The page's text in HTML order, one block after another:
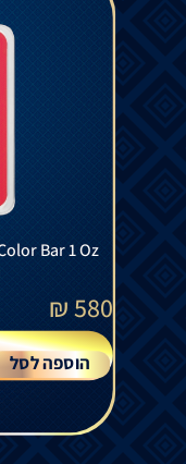
Bar 1 Oz
580
₪
הוספה לסל